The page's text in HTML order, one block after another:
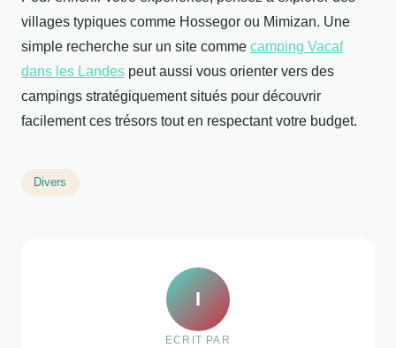
villages typiques comme Hossegor ou Mimizan. Une
simple recherche sur un site comme camping Vacaf
dans les Landes peut aussi vous orienter vers des
campings stratégiquement situés pour découvrir
facilement ces trésors tout en respectant votre budget.
Divers
I
ECRIT PAR